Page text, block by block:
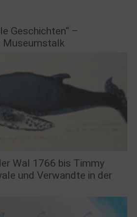
Geschichten“ –
Museumstalk
Wal 1766 bis Timmy
und Verwandte in der